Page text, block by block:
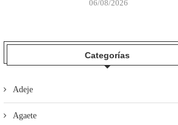
06/08/2026
Categorías
Adeje
Agaete